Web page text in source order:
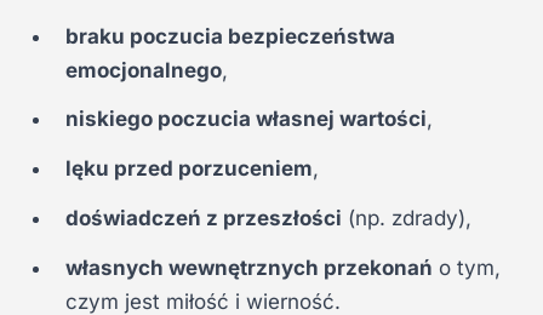
braku poczucia bezpieczeństwa
emocjonalnego,
niskiego poczucia własnej wartości,
lęku przed porzuceniem,
doświadczeń z przeszłości (np. zdrady),
własnych wewnętrznych przekonań o tym,
czym jest miłość i wierność.